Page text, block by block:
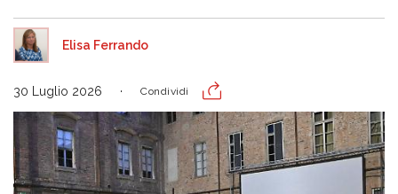
Elisa Ferrando
30 Luglio 2026 Condividi